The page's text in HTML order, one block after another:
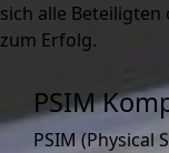
sich alle
zum Erfolg.
PSIM
PSIM (Physical